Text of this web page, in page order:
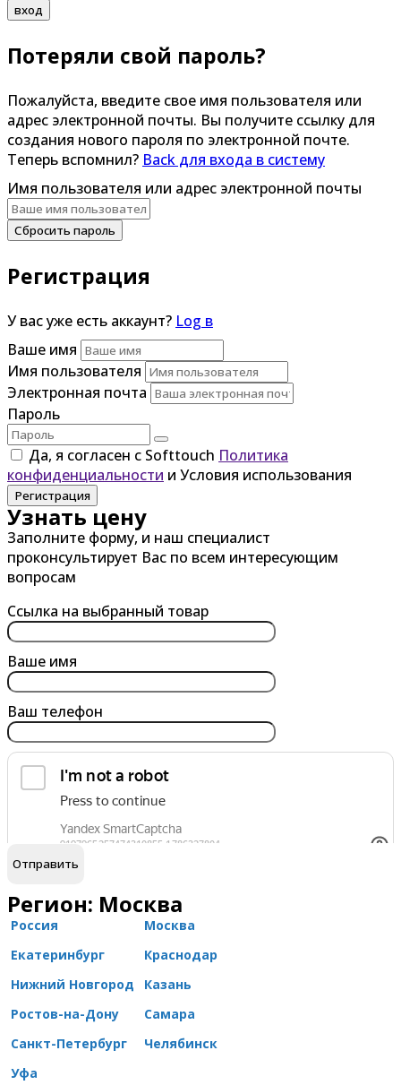
вход
Потеряли свой пароль?
Пожалуйста, введите свое имя пользователя или
адрес электронной почты. Вы получите ссылку для
создания нового пароля по электронной почте.
Теперь вспомнил? Back для входа в систему
Имя пользователя или адрес электронной почты
Сбросить пароль
Регистрация
У вас уже есть аккаунт? Log в
Ваше имя
Имя пользователя
Электронная почта
Пароль
Да, я согласен с Softtouch Политика
конфиденциальности и Условия использования
Регистрация
Узнать цену
Заполните форму, и наш специалист
проконсультирует Вас по всем интересующим
вопросам
Ссылка на выбранный товар
Ваше имя
Ваш телефон
Я согласен наобработку персональных данных
Регион: Москва
Россия
Москва
Екатеринбург
Краснодар
Нижний Новгород
Казань
Ростов-на-Дону
Самара
Санкт-Петербург
Челябинск
Уфа